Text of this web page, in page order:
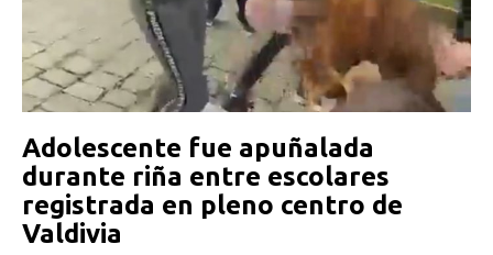
Adolescente fue apuñalada
durante riña entre escolares
registrada en pleno centro de
Valdivia